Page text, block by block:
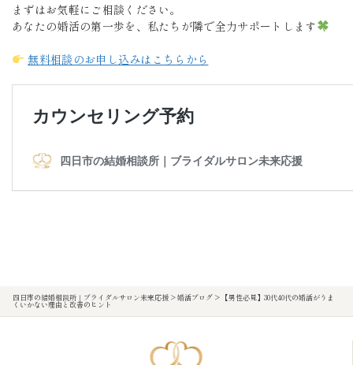
まずはお気軽にご相談ください。
あなたの婚活の第一歩を、私たちが隣で全力サポートします
無料相談のお申し込みはこちらから
四日市の結婚相談所｜ブライダルサロン未来応援>婚活ブログ> 【男性必見】30代40代の婚活がうま
くいかない理由と改善のヒント